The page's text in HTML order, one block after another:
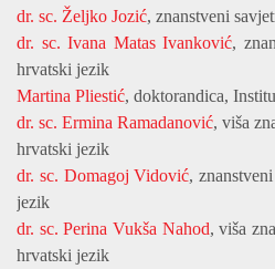
dr. sc. Željko Jozić, znanstveni
dr. sc. Ivana Matas Ivanković,
hrvatski jezik
Martina Pliestić, doktorandica,
dr. sc. Ermina Ramadanović, viša
hrvatski jezik
dr. sc. Domagoj Vidović,
jezik
dr. sc. Perina Vukša Nahod, viša
hrvatski jezik